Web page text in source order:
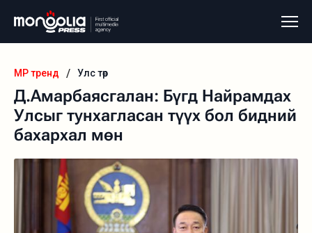
MP тренд / Улс төр
Д.Амарбаясгалан: Бүгд Найрамдах
Улсыг тунхагласан түүх бол бидний
бахархал мөн